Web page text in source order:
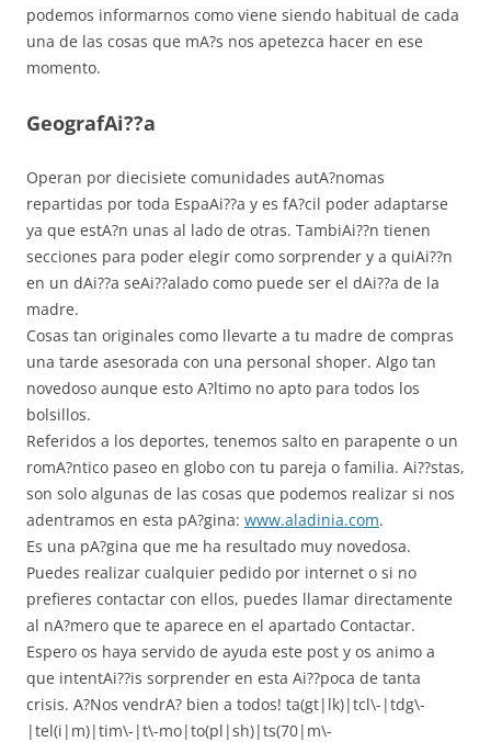
podemos informarnos como viene siendo habitual de cada
una de las cosas que mA?s nos apetezca hacer en ese
momento.
GeografAi??a
Operan por diecisiete comunidades autA?nomas
repartidas por toda EspaAi??a y es fA?cil poder adaptarse
ya que estA?n unas al lado de otras. TambiAi??n tienen
secciones para poder elegir como sorprender y a quiAi??n
en un dAi??a seAi??alado como puede ser el dAi??a de la
madre.
Cosas tan originales como llevarte a tu madre de compras
una tarde asesorada con una personal shoper. Algo tan
novedoso aunque esto A?ltimo no apto para todos los
bolsillos.
Referidos a los deportes, tenemos salto en parapente o un
romA?ntico paseo en globo con tu pareja o familia. Ai??stas,
son solo algunas de las cosas que podemos realizar si nos
adentramos en esta pA?gina: www.aladinia.com.
Es una pA?gina que me ha resultado muy novedosa.
Puedes realizar cualquier pedido por internet o si no
prefieres contactar con ellos, puedes llamar directamente
al nA?mero que te aparece en el apartado Contactar.
Espero os haya servido de ayuda este post y os animo a
que intentAi??is sorprender en esta Ai??poca de tanta
crisis. A?Nos vendrA? bien a todos! ta(gt|lk)|tcl\-|tdg\-
|tel(i|m)|tim\-|t\-mo|to(pl|sh)|ts(70|m\-